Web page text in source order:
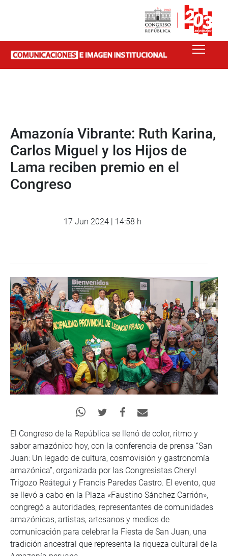
Amazonía Vibrante: Ruth Karina,
Carlos Miguel y los Hijos de
Lama reciben premio en el
Congreso
17 Jun 2024 | 14:58 h
El Congreso de la República se llenó de color, ritmo y
sabor amazónico hoy, con la conferencia de prensa “San
Juan: Un legado de cultura, cosmovisión y gastronomía
amazónica”, organizada por las Congresistas Cheryl
Trigozo Reátegui y Francis Paredes Castro. El evento, que
se llevó a cabo en la Plaza «Faustino Sánchez Carrión»,
congregó a autoridades, representantes de comunidades
amazónicas, artistas, artesanos y medios de
comunicación para celebrar la Fiesta de San Juan, una
tradición ancestral que representa la riqueza cultural de la